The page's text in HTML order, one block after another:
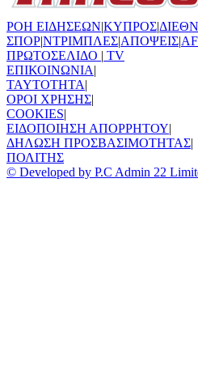
ΡΟΗ ΕΙΔΗΣΕΩΝ|ΚΥΠΡΟΣ|
ΣΠΟΡ|ΝΤΡΙΜΠΛΕΣ|ΑΠΟΨΕΙΣ|
ΠΡΩΤΟΣΕΛΙΔΟ | TV
ΕΠΙΚΟΙΝΩΝΙΑ|
TAYTOTHTA|
ΟΡΟΙ ΧΡΗΣΗΣ|
COOKIES|
ΕΙΔΟΠΟΙΗΣΗ ΑΠΟΡΡΗΤΟΥ|
ΔΗΛΩΣΗ ΠΡΟΣΒΑΣΙΜΟΤΗΤΑΣ|
ΠΟΛΙΤΗΣ
© Developed by P.C Admin 22